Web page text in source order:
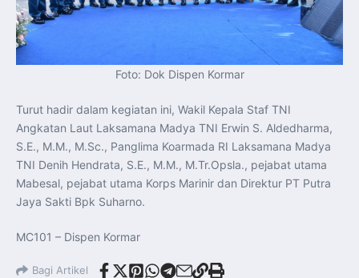
Foto: Dok Dispen Kormar
Turut hadir dalam kegiatan ini, Wakil Kepala Staf TNI
Angkatan Laut Laksamana Madya TNI Erwin S. Aldedharma,
S.E., M.M., M.Sc., Panglima Koarmada RI Laksamana Madya
TNI Denih Hendrata, S.E., M.M., M.Tr.Opsla., pejabat utama
Mabesal, pejabat utama Korps Marinir dan Direktur PT Putra
Jaya Sakti Bpk Suharno.
MC101 – Dispen Kormar
Bagi Artikel